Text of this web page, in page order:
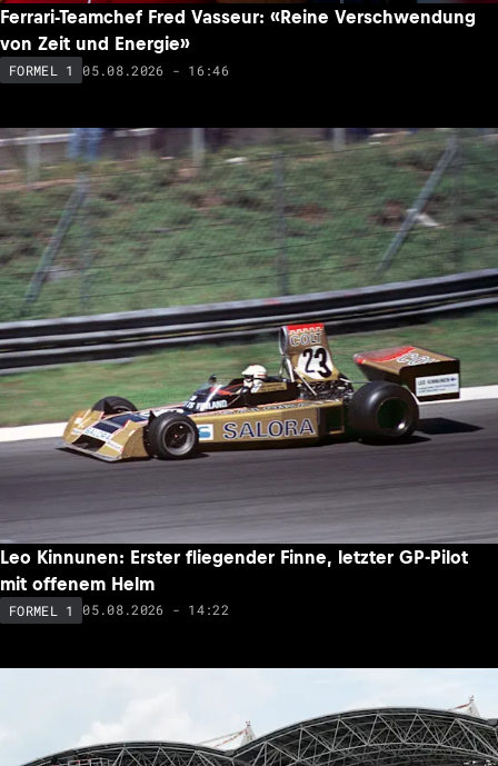
Ferrari-Teamchef Fred Vasseur: «Reine Verschwendung
von Zeit und Energie»
FORMEL 1 05.08.2026 - 16:46
Leo Kinnunen: Erster fliegender Finne, letzter GP-Pilot
mit offenem Helm
FORMEL 1 05.08.2026 - 14:22